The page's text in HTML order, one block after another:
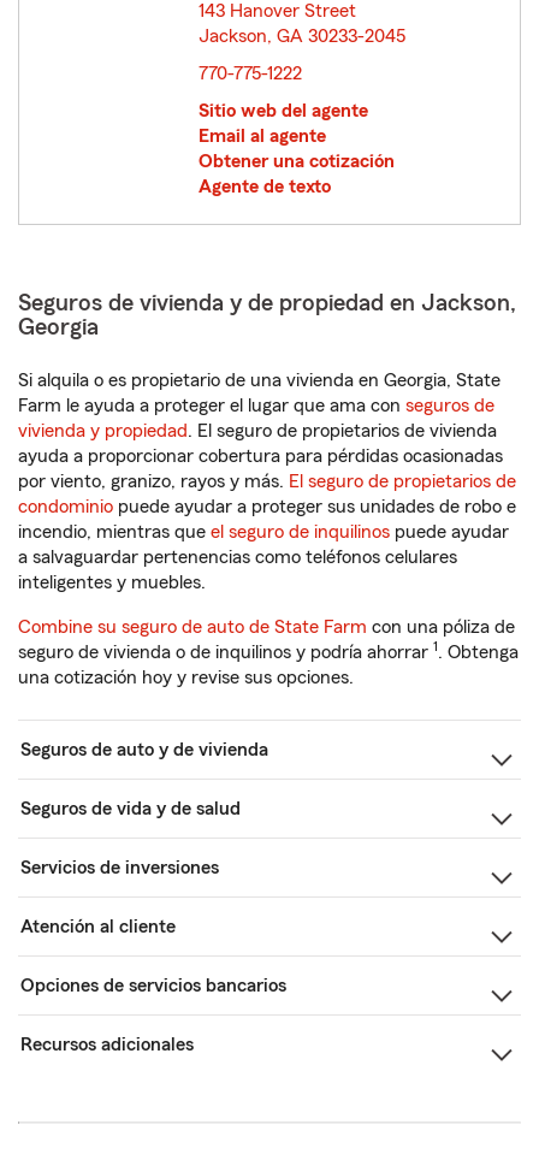
143 Hanover Street
Jackson, GA 30233-2045
770-775-1222
Sitio web del agente
Email al agente
Obtener una cotización
Agente de texto
Seguros de vivienda y de propiedad en Jackson,
Georgia
Si alquila o es propietario de una vivienda en Georgia, State
Farm le ayuda a proteger el lugar que ama con seguros de
vivienda y propiedad. El seguro de propietarios de vivienda
ayuda a proporcionar cobertura para pérdidas ocasionadas
por viento, granizo, rayos y más. El seguro de propietarios de
condominio puede ayudar a proteger sus unidades de robo e
incendio, mientras que el seguro de inquilinos puede ayudar
a salvaguardar pertenencias como teléfonos celulares
inteligentes y muebles.
Combine su seguro de auto de State Farm con una póliza de
seguro de vivienda o de inquilinos y podría ahorrar 1. Obtenga
una cotización hoy y revise sus opciones.
Seguros de auto y de vivienda
Seguros de vida y de salud
Servicios de inversiones
Atención al cliente
Opciones de servicios bancarios
Recursos adicionales